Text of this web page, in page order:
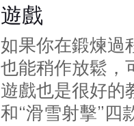
遊戲
如果你在鍛煉過
也能稍作放鬆，
遊戲也是很好的
和“滑雪射擊”四